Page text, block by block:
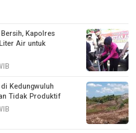
Kapolres
Air untuk
Kedungwuluh
Tidak Produktif